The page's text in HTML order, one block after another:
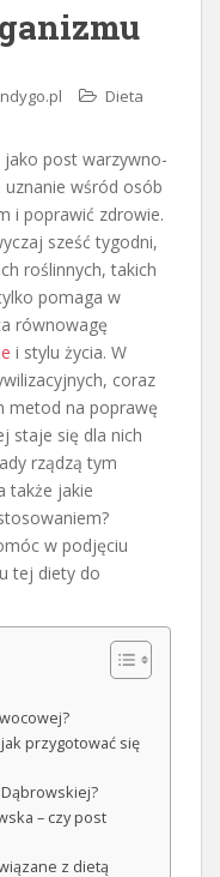
Dieta
post warzywno-
wśród osób
i poprawić zdrowie.
sześć tygodni,
roślinnych, takich
pomaga w
równowagę
i stylu życia. W
coraz
metod na poprawę
staje się dla nich
rządzą tym
także jakie
w podjęciu
tej diety do
przygotować się
– czy post
z dietą